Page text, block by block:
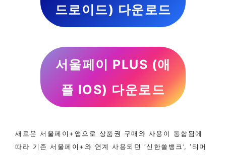
드로이드) 다운로드
서울페이 PLUS (애
플 IOS) 다운로드
새로운 서울페이+앱으로 상품권 구매와 사용이 통합됨에
따라 기존 서울페이+와 연계 사용되던 ‘신한쏠뱅크’, ‘티머